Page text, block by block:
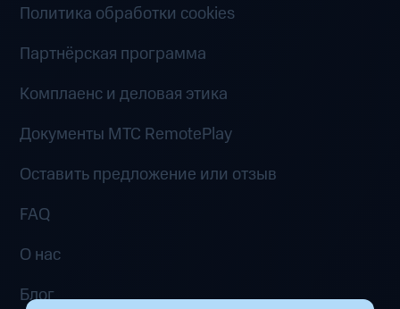
Политика обработки cookies
Партнёрская программа
Комплаенс и деловая этика
Документы MTC RemotePlay
Оставить предложение или отзыв
FAQ
О нас
Блог